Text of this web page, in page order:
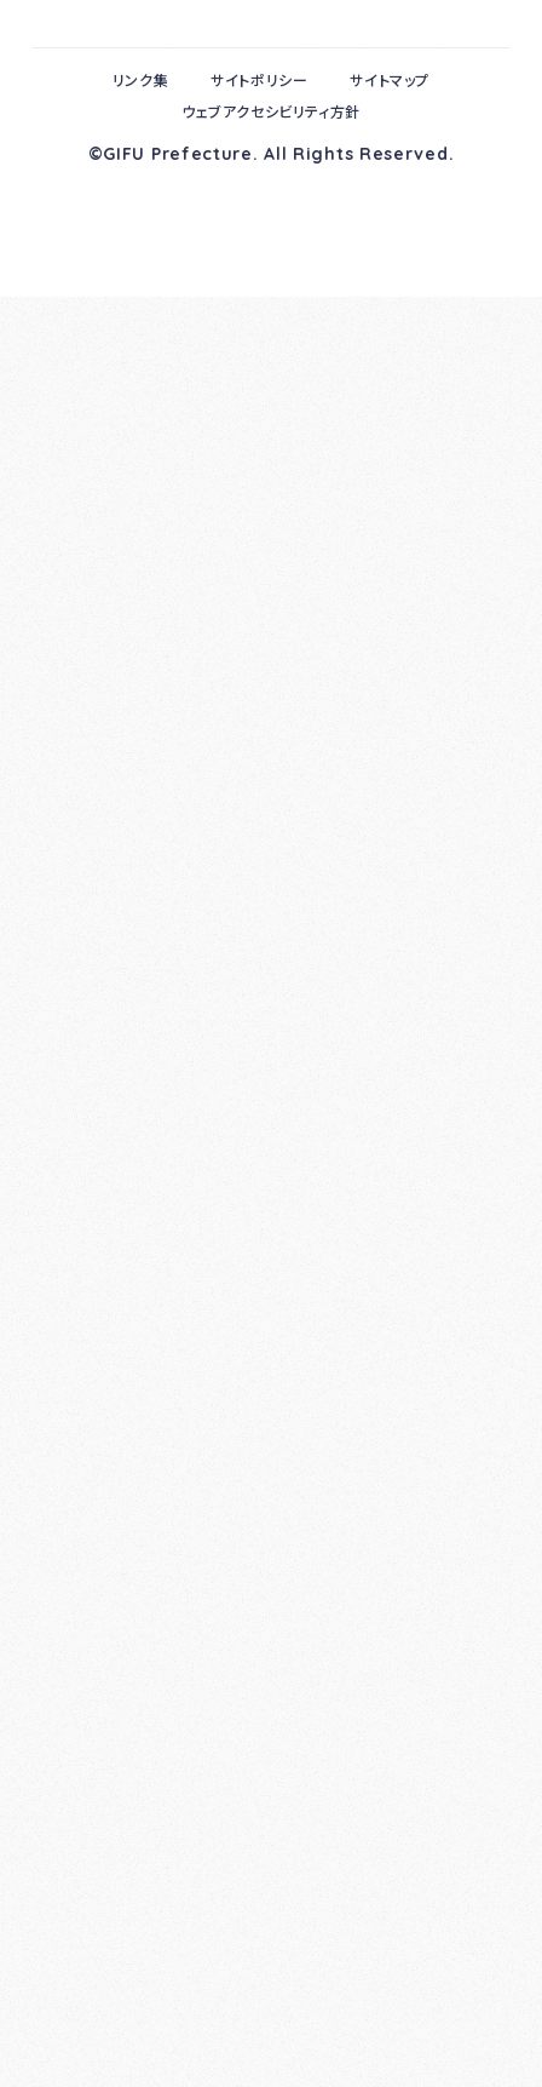
©GIFU Prefecture. All Rights Reserved.
リンク集 サイトポリシー
サイトマップ
ウェブアクセシビリティ方針